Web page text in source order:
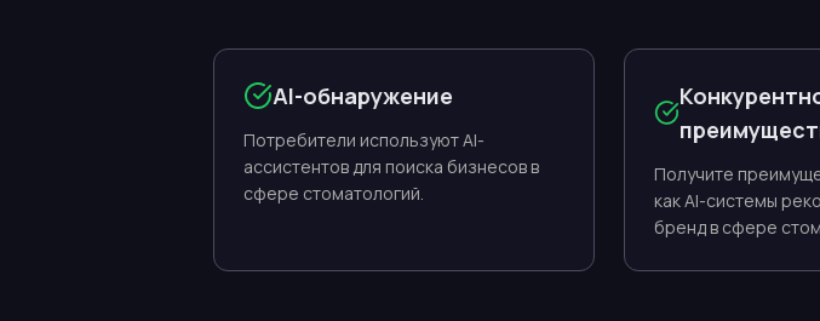
AI-обнаружение
Потребители используют AI-
ассистентов для поиска бизнесов в
сфере стоматологий.
Получите
как AI-системы
бренд в сфере